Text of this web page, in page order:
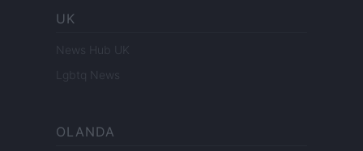
UK
News Hub UK
Lgbtq News
OLANDA